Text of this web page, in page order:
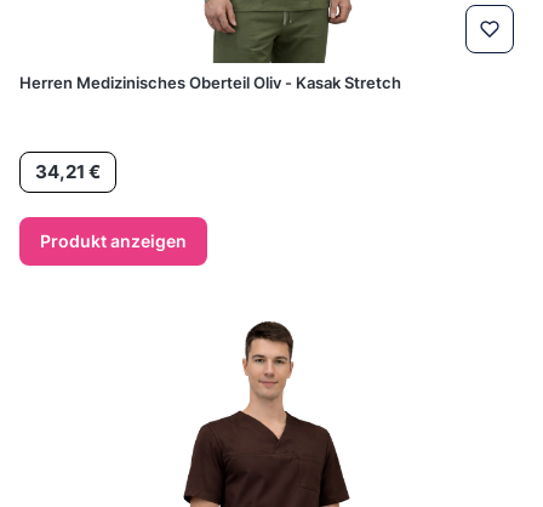
Herren Medizinisches Oberteil Oliv - Kasak Stretch
Preis
34,21 €
Produkt anzeigen